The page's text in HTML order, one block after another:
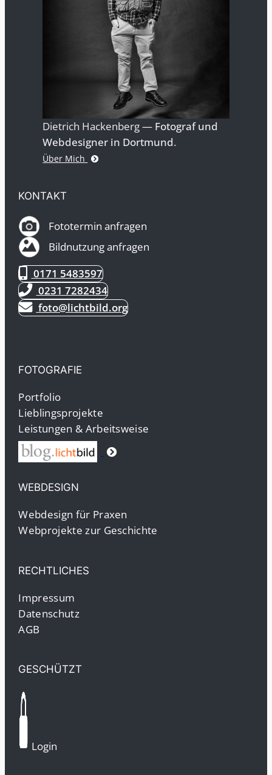
Dietrich Hackenberg — Fotograf und
Webdesigner in Dortmund.
Über Mich
KONTAKT
Fototermin anfragen
Bildnutzung anfragen
0171 5483597
0231 7282434
foto@lichtbild.org
FOTOGRAFIE
Portfolio
Lieblingsprojekte
Leistungen & Arbeitsweise
WEBDESIGN
Webdesign für Praxen
Webprojekte zur Geschichte
RECHTLICHES
Impressum
Datenschutz
AGB
GESCHÜTZT
Login